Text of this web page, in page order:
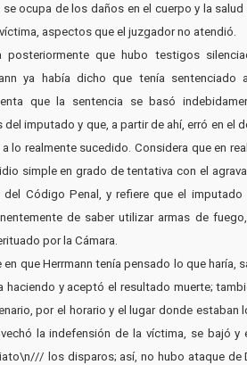
se ocupa de los daños en el cuerpo y la
aspectos que el juzgador no atendió.
posteriormente que hubo testigos
ya había dicho que tenía sentenciado
que la sentencia se basó
del imputado y que, a partir de ahí, erró en el
lo realmente sucedido. Considera que en
simple en grado de tentativa con el
del Código Penal, y refiere que el imputado
de saber utilizar armas de
por la Cámara.
en que Herrmann tenía pensado lo que haría,
haciendo y aceptó el resultado muerte;
por el horario y el lugar donde estaban
la indefensión de la víctima, se bajó y
los disparos; así, no hubo ataque de